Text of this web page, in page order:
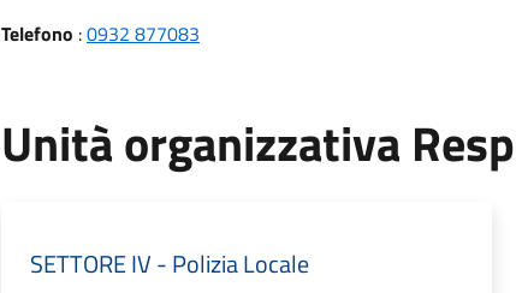
Telefono :0932 877083
Unità organizzativa
SETTORE IV - Polizia Locale